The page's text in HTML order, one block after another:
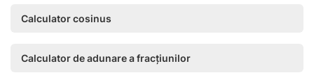
Calculator cosinus
Calculator de adunare a fracțiunilor